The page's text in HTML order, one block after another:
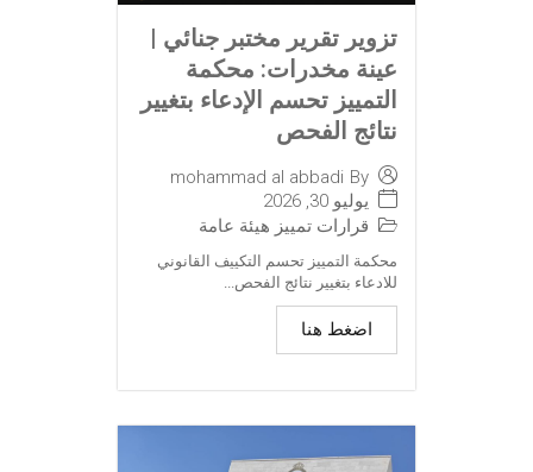
تزوير تقرير مختبر جنائي |
عينة مخدرات: محكمة
التمييز تحسم الإدعاء بتغيير
نتائج الفحص
By
mohammad al abbadi
يوليو 30, 2026
قرارات تمييز هيئة عامة
محكمة التمييز تحسم التكييف القانوني
للادعاء بتغيير نتائج الفحص...
اضغط هنا